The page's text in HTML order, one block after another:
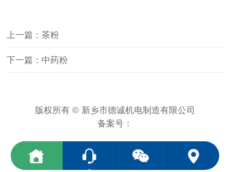
上一篇：茶粉
下一篇：中药粉
版权所有 © 新乡市德诚机电制造有限公司
备案号：